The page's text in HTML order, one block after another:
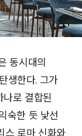
동시대의
생한다. 그가
로 결합된
숙한 듯 낯선